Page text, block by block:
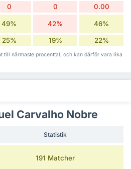
0 0 0.00
49% 42% 46%
25% 19% 22%
till närmaste procenttal, och kan därför vara lika
Carvalho Nobre
Statistik
191 Matcher